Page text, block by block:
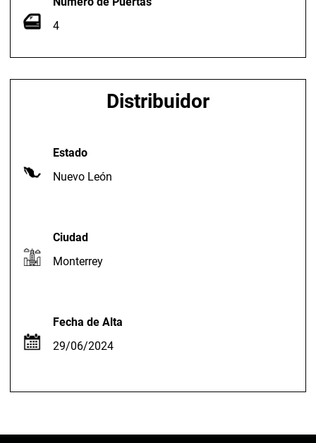
4
Distribuidor
Estado
Nuevo León
Ciudad
Monterrey
Fecha de Alta
29/06/2024